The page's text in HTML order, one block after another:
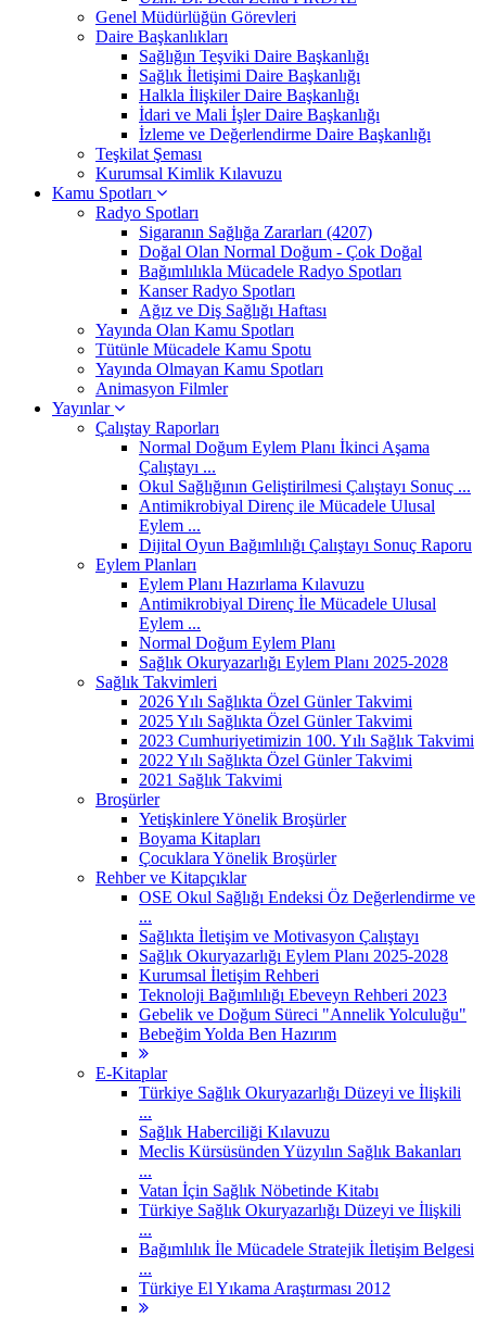
Genel Müdürlüğün Görevleri
Daire Başkanlıkları
Sağlığın Teşviki Daire Başkanlığı
Sağlık İletişimi Daire Başkanlığı
Halkla İlişkiler Daire Başkanlığı
İdari ve Mali İşler Daire Başkanlığı
İzleme ve Değerlendirme Daire Başkanlığı
Teşkilat Şeması
Kurumsal Kimlik Kılavuzu
Kamu Spotları
Radyo Spotları
Sigaranın Sağlığa Zararları (4207)
Doğal Olan Normal Doğum - Çok Doğal
Bağımlılıkla Mücadele Radyo Spotları
Kanser Radyo Spotları
Ağız ve Diş Sağlığı Haftası
Yayında Olan Kamu Spotları
Tütünle Mücadele Kamu Spotu
Yayında Olmayan Kamu Spotları
Animasyon Filmler
Yayınlar
Çalıştay Raporları
Normal Doğum Eylem Planı İkinci Aşama
Çalıştayı ...
Okul Sağlığının Geliştirilmesi Çalıştayı Sonuç ...
Antimikrobiyal Direnç ile Mücadele Ulusal
Eylem ...
Dijital Oyun Bağımlılığı Çalıştayı Sonuç Raporu
Eylem Planları
Eylem Planı Hazırlama Kılavuzu
Antimikrobiyal Direnç İle Mücadele Ulusal
Eylem ...
Normal Doğum Eylem Planı
Sağlık Okuryazarlığı Eylem Planı 2025-2028
Sağlık Takvimleri
2026 Yılı Sağlıkta Özel Günler Takvimi
2025 Yılı Sağlıkta Özel Günler Takvimi
2023 Cumhuriyetimizin 100. Yılı Sağlık Takvimi
2022 Yılı Sağlıkta Özel Günler Takvimi
2021 Sağlık Takvimi
Broşürler
Yetişkinlere Yönelik Broşürler
Boyama Kitapları
Çocuklara Yönelik Broşürler
Rehber ve Kitapçıklar
OSE Okul Sağlığı Endeksi Öz Değerlendirme ve
...
Sağlıkta İletişim ve Motivasyon Çalıştayı
Sağlık Okuryazarlığı Eylem Planı 2025-2028
Kurumsal İletişim Rehberi
Teknoloji Bağımlılığı Ebeveyn Rehberi 2023
Gebelik ve Doğum Süreci "Annelik Yolculuğu"
Bebeğim Yolda Ben Hazırım
E-Kitaplar
Türkiye Sağlık Okuryazarlığı Düzeyi ve İlişkili
...
Sağlık Haberciliği Kılavuzu
Meclis Kürsüsünden Yüzyılın Sağlık Bakanları
...
Vatan İçin Sağlık Nöbetinde Kitabı
Türkiye Sağlık Okuryazarlığı Düzeyi ve İlişkili
...
Bağımlılık İle Mücadele Stratejik İletişim Belgesi
...
Türkiye El Yıkama Araştırması 2012